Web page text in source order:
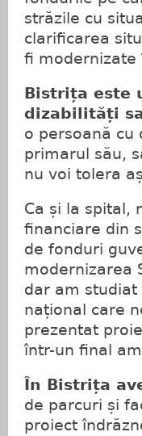
străzile cu
clarificarea
fi modernizate
Bistrița este
dizabilități
o persoană cu
primarul său,
nu voi tolera
Ca și la spital,
financiare din
de fonduri
modernizarea
dar am
național care
prezentat
într-un final
În Bistrița
de parcuri și
proiect